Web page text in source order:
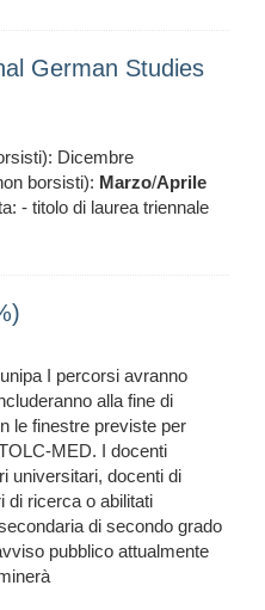
German Studies
Dicembre
borsisti): Marzo/Aprile
- titolo di laurea triennale
I percorsi avranno
alla fine di
le finestre previste per
MED. I docenti
universitari, docenti di
di ricerca o abilitati
di secondo grado
pubblico attualmente